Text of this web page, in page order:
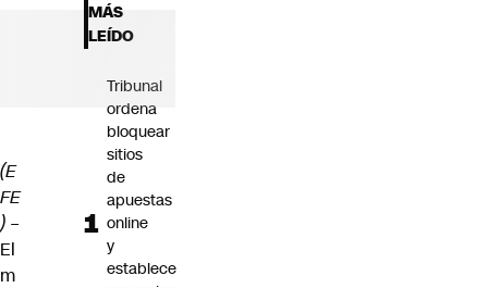
(E
FE
) –
El
m
MÁS
LEÍDO
Tribunal
ordena
bloquear
sitios
de
apuestas
online
y
establece